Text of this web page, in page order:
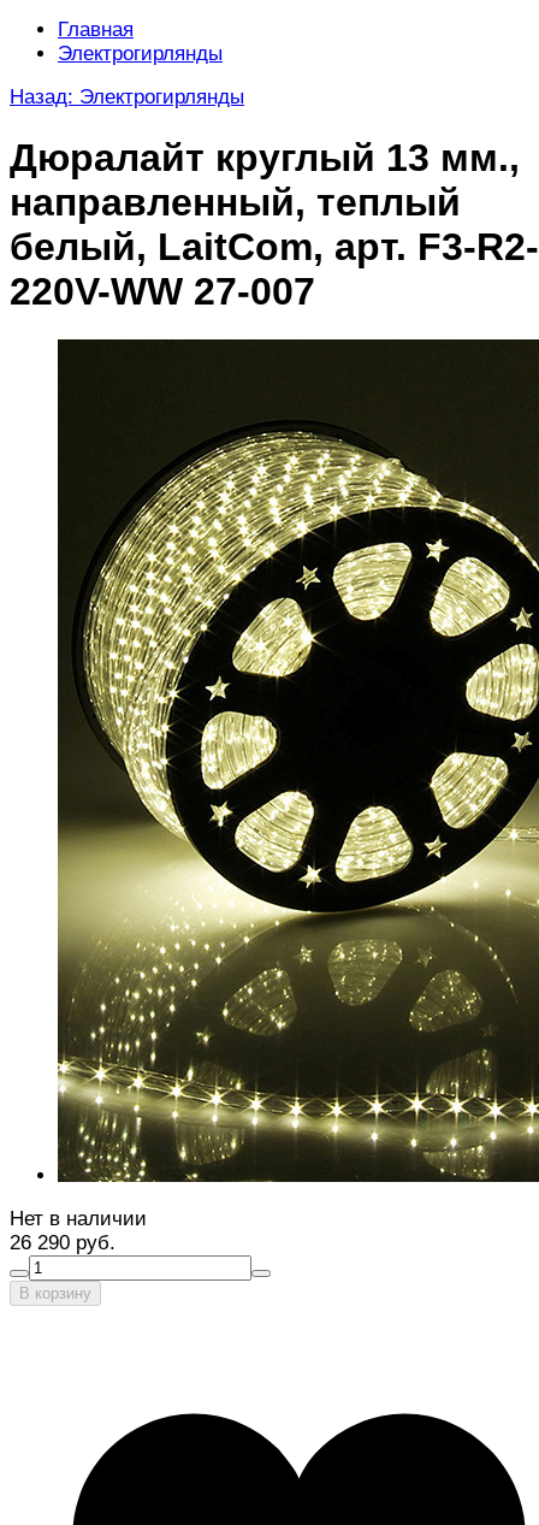
Главная
Электрогирлянды
Назад: Электрогирлянды
Дюралайт круглый 13 мм.,
направленный, теплый
белый, LaitCom, арт. F3-R2-
220V-WW 27-007
Нет в наличии
26 290 руб.
В корзину